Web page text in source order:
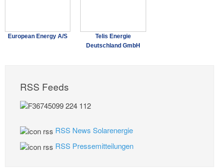
European Energy A/S
Telis Energie
Deutschland GmbH
RSS Feeds
RSS News Solarenergie
RSS Pressemitteilungen